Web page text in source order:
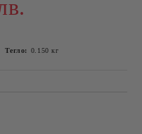
Тегло: 0.150 кг